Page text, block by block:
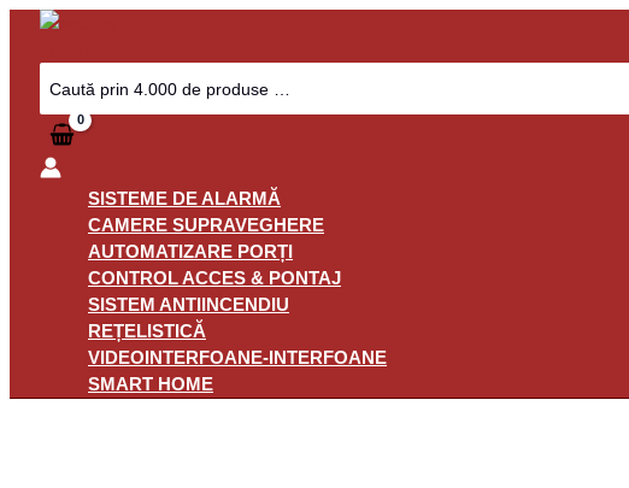
Skip
content
Search
for:
SISTEME DE ALARMĂ
CAMERE SUPRAVEGHERE
AUTOMATIZARE PORȚI
CONTROL ACCES & PONTAJ
SISTEM ANTIINCENDIU
REȚELISTICĂ
VIDEOINTERFOANE-INTERFOANE
SMART HOME